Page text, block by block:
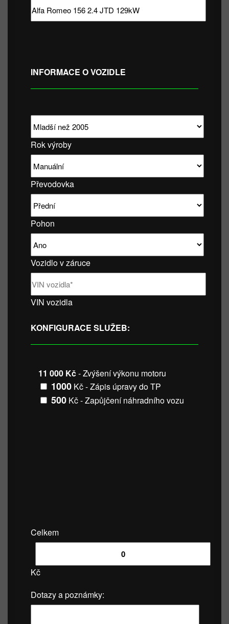
INFORMACE O VOZIDLE
Rok výroby
Převodovka
Pohon
Vozidlo v záruce
VIN vozidla
KONFIGURACE SLUŽEB:
11 000 Kč- Zvýšení výkonu motoru
1000 Kč - Zápis úpravy do TP
500 Kč - Zapůjčení náhradního vozu
Celkem
Kč
Dotazy a poznámky: